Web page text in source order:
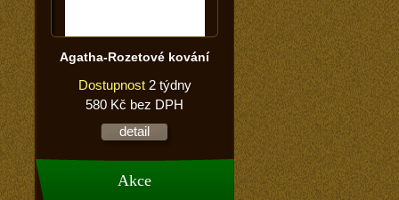
Agatha-Rozetové kování
Dostupnost 2 týdny
580 Kč bez DPH
detail
Akce